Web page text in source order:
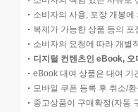
소비자의 사용, 포장 개봉
복제가 가능한 상품 등의
소비자의 요청에 따라 개별
디지털 컨텐츠인 eBook,
eBook 대여 상품은 대여 기
모바일 쿠폰 등록 후 취소/
중고상품이 구매확정(자동